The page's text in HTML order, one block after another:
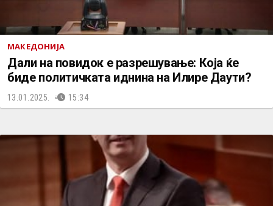
МАКЕДОНИЈА
Дали на повидок е разрешување: Која ќе
биде политичката иднина на Илире Даути?
13.01.2025. 15:34